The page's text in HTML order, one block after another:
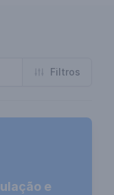
Filtros
e